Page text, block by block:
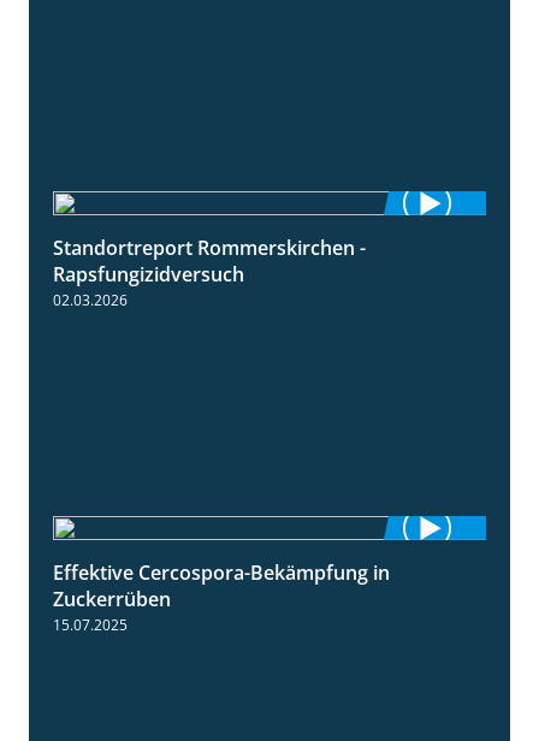
Standortreport Rommerskirchen -
Rapsfungizidversuch
02.03.2026
Effektive Cercospora-Bekämpfung in
Zuckerrüben
15.07.2025